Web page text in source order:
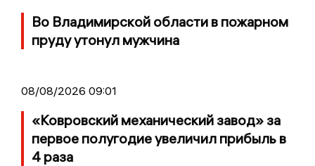
Во Владимирской области в пожарном
пруду утонул мужчина
08/08/2026 09:01
«Ковровский механический завод» за
первое полугодие увеличил прибыль в
4 раза